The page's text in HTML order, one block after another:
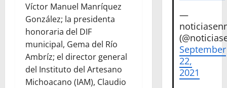
Víctor Manuel Manríquez
González; la presidenta
honoraria del DIF
municipal, Gema del Río
Ambríz; el director general
del Instituto del Artesano
Michoacano (IAM), Claudio
—
September
22,
2021